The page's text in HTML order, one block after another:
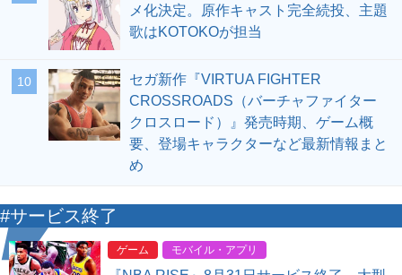
メ化決定。原作キャスト完全続投、主題
歌はKOTOKOが担当
10
セガ新作『VIRTUA FIGHTER
CROSSROADS（バーチャファイター
クロスロード）』発売時期、ゲーム概
要、登場キャラクターなど最新情報まと
め
#サービス終了
ゲーム モバイル・アプリ